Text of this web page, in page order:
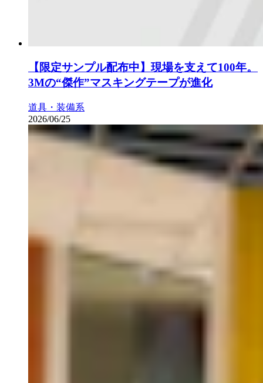
【限定サンプル配布中】現場を支えて100年。
3Mの“傑作”マスキングテープが進化
道具・装備系
2026/06/25